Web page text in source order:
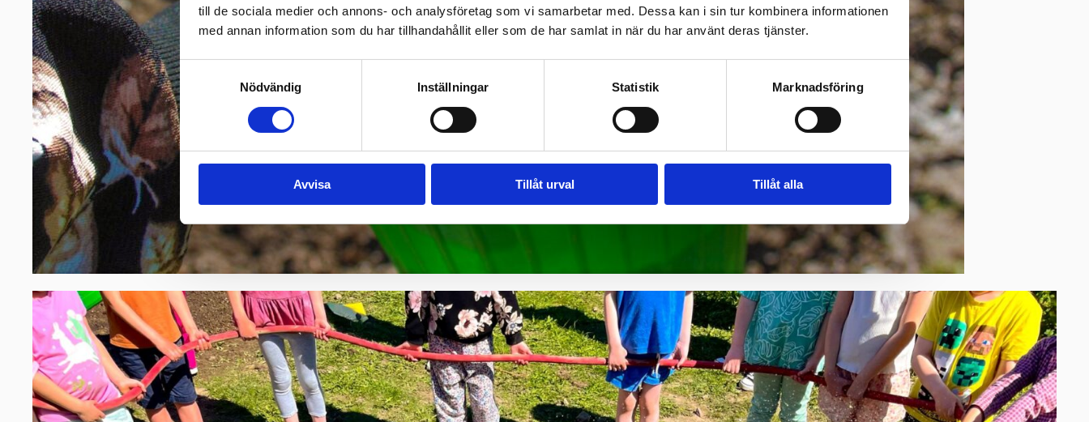
till de sociala medier och annons- och analysföretag som vi samarbetar med. Dessa kan i sin tur kombinera informationen
med annan information som du har tillhandahållit eller som de har samlat in när du har använt deras tjänster.
Samtyckesval
Nödvändig
Inställningar Statistik Marknadsföring
Avvisa Tillåt urval Tillåt alla